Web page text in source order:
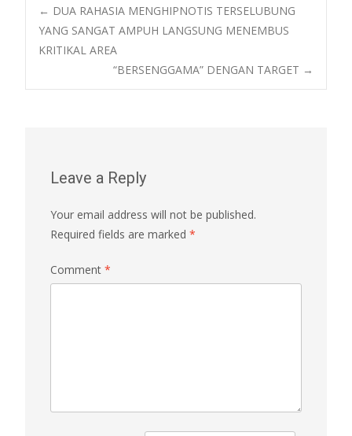
Post
navigation
← DUA RAHASIA MENGHIPNOTIS TERSELUBUNG
YANG SANGAT AMPUH LANGSUNG MENEMBUS
KRITIKAL AREA
“BERSENGGAMA” DENGAN TARGET →
Leave a Reply
Your email address will not be published.
Required fields are marked *
Comment *